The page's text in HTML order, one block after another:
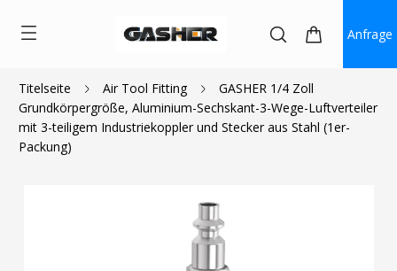
Anfrage
Titelseite Air Tool Fitting
GASHER 1/4 Zoll
Grundkörpergröße, Aluminium-Sechskant-3-Wege-Luftverteiler
mit 3-teiligem Industriekoppler und Stecker aus Stahl (1er-
Packung)
$15.99 $13.00